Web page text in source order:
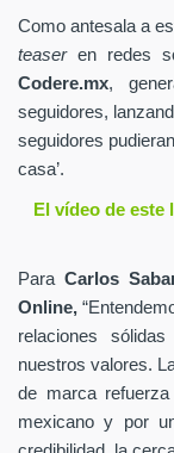
Como antesala a
teaseren redes
Codere.mx,
seguidores,
seguidores
casa’.
El vídeo de este
ParaCarlos
Online,
relaciones
nuestros valores.
de marca
mexicano y por